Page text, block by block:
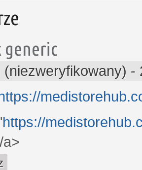
generic
(niezweryfikowany) -
https://
a>